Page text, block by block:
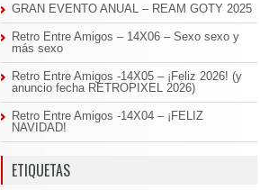
GRAN EVENTO ANUAL – REAM GOTY 2025
Retro Entre Amigos – 14X06 – Sexo sexo y
más sexo
Retro Entre Amigos -14X05 – ¡Feliz 2026! (y
anuncio fecha RETROPIXEL 2026)
Retro Entre Amigos -14X04 – ¡FELIZ
NAVIDAD!
ETIQUETAS